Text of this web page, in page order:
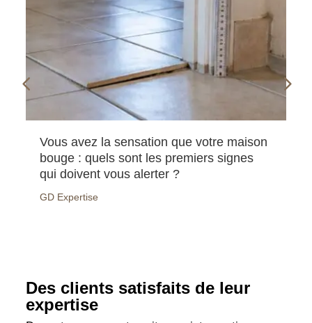
Vous avez la sensation que votre maison
bouge : quels sont les premiers signes
qui doivent vous alerter ?
GD Expertise
Des clients satisfaits de leur
expertise